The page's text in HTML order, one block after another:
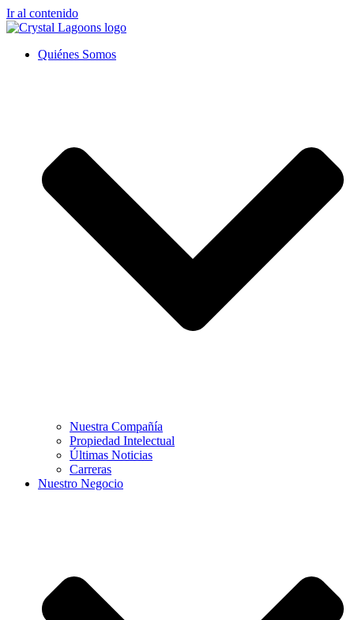
Ir al contenido
Quiénes Somos
Nuestra Compañía
Propiedad Intelectual
Últimas Noticias
Carreras
Nuestro Negocio